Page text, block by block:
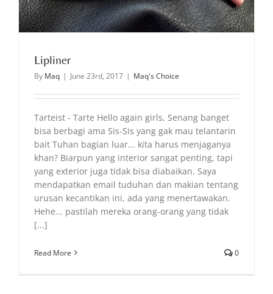
Lipliner
By Maq | June 23rd, 2017 | Maq's Choice
Tarteist - Tarte Hello again girls, Senang banget
bisa berbagi ama Sis-Sis yang gak mau telantarin
bait Tuhan bagian luar... kita harus menjaganya
khan? Biarpun yang interior sangat penting, tapi
yang exterior juga tidak bisa diabaikan. Saya
mendapatkan email tuduhan dan makian tentang
urusan kecantikan ini, ada yang menertawakan.
Hehe... pastilah mereka orang-orang yang tidak
[...]
Read More 0